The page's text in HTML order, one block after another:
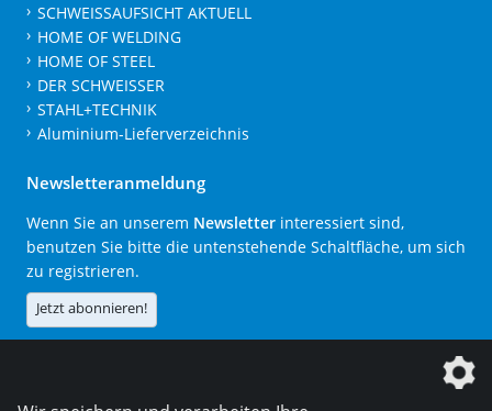
SCHWEISSAUFSICHT AKTUELL
HOME OF WELDING
HOME OF STEEL
DER SCHWEISSER
STAHL+TECHNIK
Aluminium-Lieferverzeichnis
Newsletteranmeldung
Wenn Sie an unserem Newsletter interessiert sind,
benutzen Sie bitte die untenstehende Schaltfläche, um sich
zu registrieren.
Jetzt abonnieren!
Die DVS Media GmbH ist ein Unternehmen der